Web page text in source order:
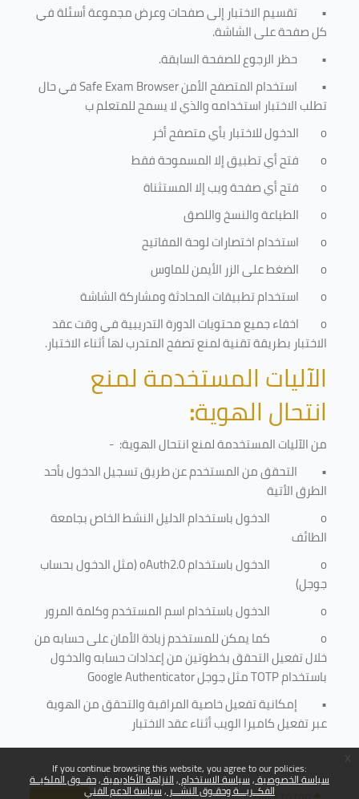
If you continue browsing this website, you agree to our policies:
سياسة الخصوصية سياسة الاستخدام النزاهة الأكاديمية حقــوق الملكيــة
الفكــريـــة وحقـوق النشـــر سياسة الدعم الفني
• تقسيم الاختبار إلى صفحات وعرض مجموعة أسئلة في
كل صفحة على الشاشة.
• حظر الرجوع للصفحة السابقة.
• استخدام المتصفح الأمنSafe Exam Browserفي حال
تطلب الاختبار استخدامه والذي لا يسمح للمتعلم ب
o
الدخول للاختبار بأي متصفح أخر
o
فتح أي تطبيق إلا المسموحة فقط
o
فتح أي صفحة ويب إلا المستثناة
o
الطباعة والنسخ واللصق
o
استخدام اختصارات لوحة المفاتيح
o
الضغط على الزر الأيمن للماوس
o
استخدام تطبيقات المحادثة ومشاركة الشاشة
o
اخفاء جميع محتويات الدورة التدريبية في وقت عقد
الاختبار بطريقة تقنية لمنع تصفح المتدرب لها أثناء الاختبار.
الآليات المستخدمة لمنع
انتحال الهوية:
من الآليات المستخدمة لمنعانتحال الهوية: -
• التحقق من المستخدم عن طريق تسجيل الدخول بأحد
الطرق الأتية
o
الدخول باستخدام الدليل النشط الخاص بجامعة
الطائف
o
الدخول باستخدامoAuth2.0(مثل الدخول بحساب
جوجل)
o
الدخول باستخدام اسم المستخدم وكلمة المرور
o
كما يمكن للمستخدم زيادة الأمان على حسابه من
خلال تفعيل التحقق بخطوتين من إعدادات حسابه والدخول
باستخدامTOTPمثل جوجلGoogle Authenticator
• إمكانية تفعيل خاصية المراقبة والتحقق من الهوية
عبر تفعيل كاميرا الويب أثناء عقد الاختبار